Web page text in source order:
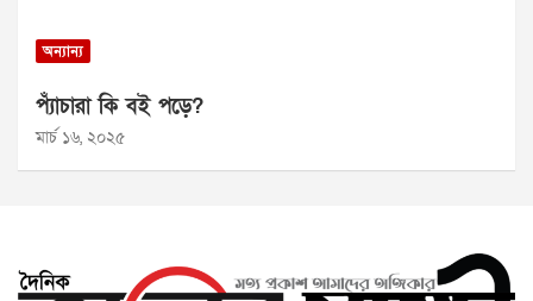
অন্যান্য
প্যাঁচারা কি বই পড়ে?
মার্চ ১৬, ২০২৫